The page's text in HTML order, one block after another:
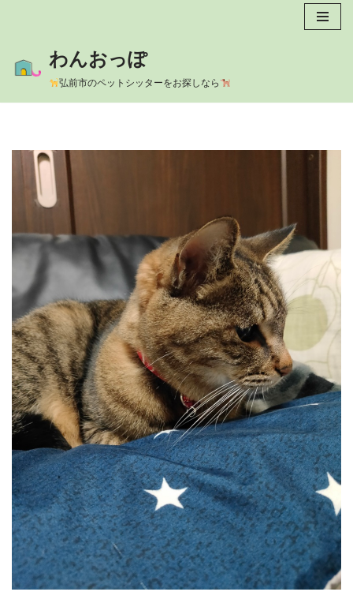
ン
テ
キ
わんおっぽ
弘前市のペットシッターをお探しなら